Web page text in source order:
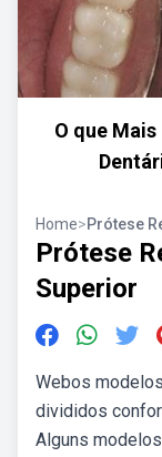
O que
Home>Prótese
Prótese
Superior
Webos
divididos
Alguns